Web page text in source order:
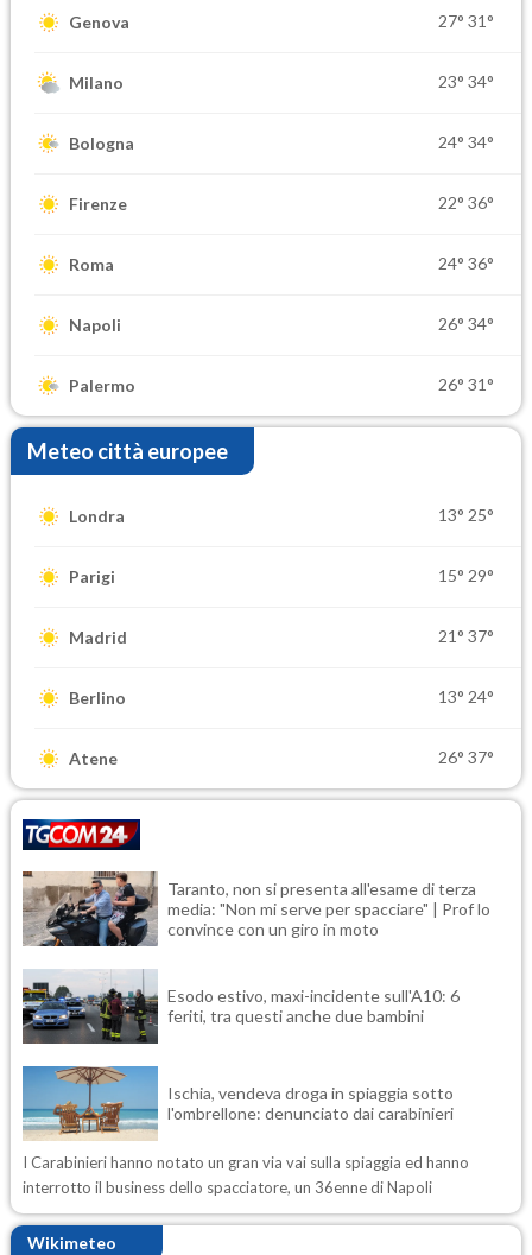
Genova 27° 31°
Milano 23° 34°
Bologna 24° 34°
Firenze 22° 36°
Roma 24° 36°
Napoli 26° 34°
Palermo 26° 31°
Meteo città europee
Londra 13° 25°
Parigi 15° 29°
Madrid 21° 37°
Berlino 13° 24°
Atene 26° 37°
Taranto, non si presenta all'esame di terza
media: "Non mi serve per spacciare" | Prof lo
convince con un giro in moto
Esodo estivo, maxi-incidente sull'A10: 6
feriti, tra questi anche due bambini
Ischia, vendeva droga in spiaggia sotto
l'ombrellone: denunciato dai carabinieri
I Carabinieri hanno notato un gran via vai sulla spiaggia ed hanno
interrotto il business dello spacciatore, un 36enne di Napoli
Wikimeteo